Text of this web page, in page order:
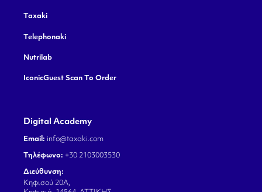
Taxaki
Telephonaki
Nutrilab
IconicGuest Scan To Order
Digital Academy
Email: info@taxaki.com
Τηλέφωνο: +30 2103003530
Διεύθυνση:
Κηφισού 20Α,